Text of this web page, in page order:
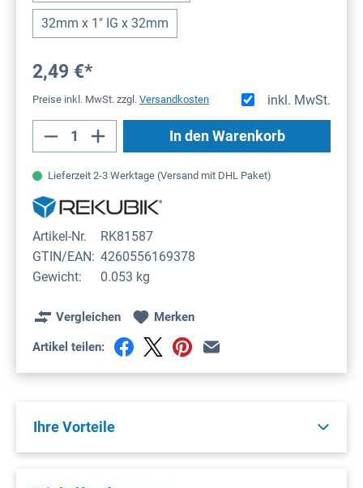
32mm x 1" IG x 32mm
2,49 €*
inkl. MwSt.
Preise inkl. MwSt. zzgl. Versandkosten
Produkt Anzahl: Gib den gewünschten
In den Warenkorb
Lieferzeit 2-3 Werktage (Versand mit DHL Paket)
Artikel-Nr.
RK81587
GTIN/EAN: 4260556169378
Gewicht:
0.053 kg
Vergleichen Merken
Artikel teilen:
Ihre Vorteile